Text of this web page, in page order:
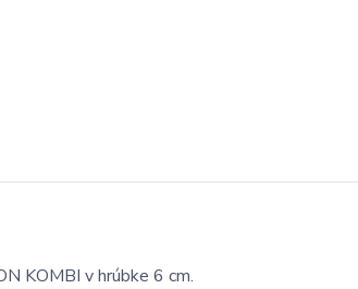
KOMBI v hrúbke 6 cm.